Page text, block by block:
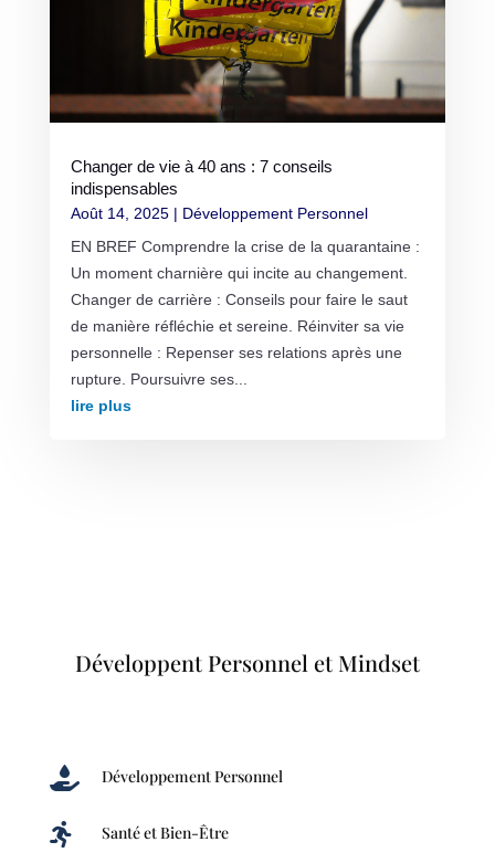
Changer de vie à 40 ans : 7 conseils
indispensables
Août 14, 2025| Développement Personnel
EN BREF Comprendre la crise de la quarantaine :
Un moment charnière qui incite au changement.
Changer de carrière : Conseils pour faire le saut
de manière réfléchie et sereine. Réinviter sa vie
personnelle : Repenser ses relations après une
rupture. Poursuivre ses...
lire plus
Développent Personnel et Mindset
 Développement Personnel
 Santé et Bien-Être